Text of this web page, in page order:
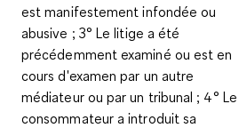
est manifestement infondée ou
abusive ; 3° Le litige a été
précédemment examiné ou est en
cours d'examen par un autre
médiateur ou par un tribunal ; 4° Le
consommateur a introduit sa